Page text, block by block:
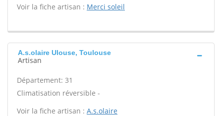
Voir la fiche artisan : Merci soleil
A.s.olaire Ulouse, Toulouse
Artisan
Département: 31
Climatisation réversible -
Voir la fiche artisan : A.s.olaire